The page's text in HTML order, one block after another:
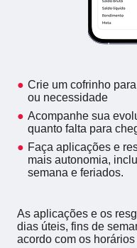
Crie um cofrinho
ou necessidade
Acompanhe sua
quanto falta para
Faça aplicações e
mais autonomia,
semana e feriados.
As aplicações e os
dias úteis, fins de
acordo com os